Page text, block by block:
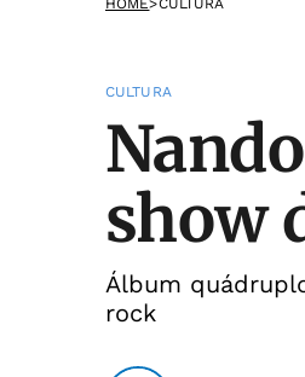
HOME>CULTURA
CULTURA
show
Álbum
rock